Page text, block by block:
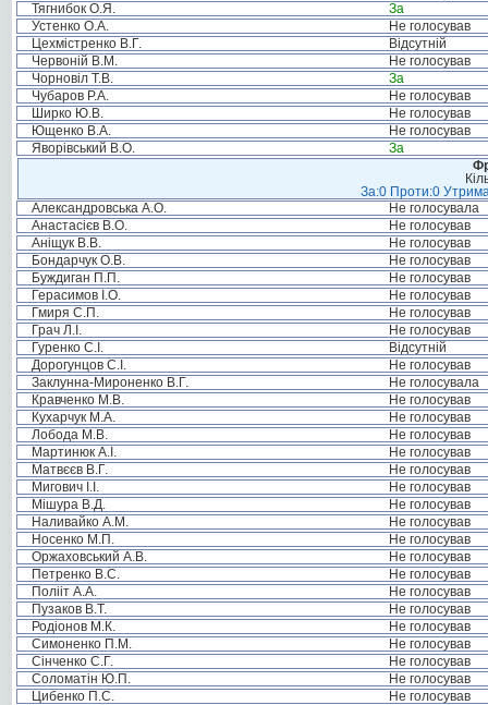
Тягнибок О.Я.
За
Устенко О.А.
Не голосував
Цехмістренко В.Г.
Відсутній
Червоній В.М.
Не голосував
Чорновіл Т.В.
За
Чубаров Р.А.
Не голосував
Ширко Ю.В.
Не голосував
Ющенко В.А.
Не голосував
Яворівський В.О.
За
За:0 Проти:0
Александровська А.О.
Не голосувала
Анастасієв В.О.
Не голосував
Аніщук В.В.
Не голосував
Бондарчук О.В.
Не голосував
Буждиган П.П.
Не голосував
Герасимов І.О.
Не голосував
Гмиря С.П.
Не голосував
Грач Л.І.
Не голосував
Гуренко С.І.
Відсутній
Дорогунцов С.І.
Не голосував
Заклунна-Мироненко В.Г.
Не голосувала
Кравченко М.В.
Не голосував
Кухарчук М.А.
Не голосував
Лобода М.В.
Не голосував
Мартинюк А.І.
Не голосував
Матвєєв В.Г.
Не голосував
Мигович І.І.
Не голосував
Мішура В.Д.
Не голосував
Наливайко А.М.
Не голосував
Носенко М.П.
Не голосував
Оржаховський А.В.
Не голосував
Петренко В.С.
Не голосував
Полііт А.А.
Не голосував
Пузаков В.Т.
Не голосував
Родіонов М.К.
Не голосував
Симоненко П.М.
Не голосував
Сінченко С.Г.
Не голосував
Соломатін Ю.П.
Не голосував
Цибенко П.С.
Не голосував